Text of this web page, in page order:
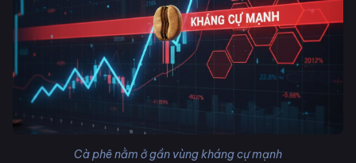
Cà phê nằm ở gần vùng kháng cự mạnh